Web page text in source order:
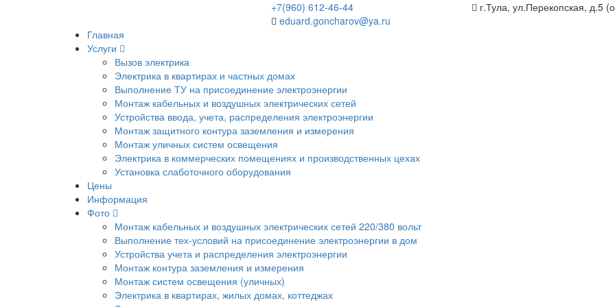
+7(960) 612-46-44
eduard.goncharov@ya.ru
г.Тула, ул.Перекопская, д.5
Главная
Услуги
Вызов электрика
Электрика в квартирах и частных домах
Выполнение ТУ на присоединение электроэнергии
Монтаж кабельных и воздушных электрических сетей
Устройства ввода, учета, распределения электроэнергии
Монтаж защитного контура заземления и измерения
Монтаж уличных систем освещения
Электрика в коммерческих помещениях и производственных цехах
Установка слаботочного оборудования
Цены
Информация
Фото
Монтаж кабельных и воздушных электрических сетей 220/380 вольт
Выполнение тех-условий на присоединение электроэнергии в дом
Устройства учета и распределения электроэнергии
Монтаж контура заземления и измерения
Монтаж систем освещения (уличных)
Электрика в квартирах, жилых домах, коттеджах